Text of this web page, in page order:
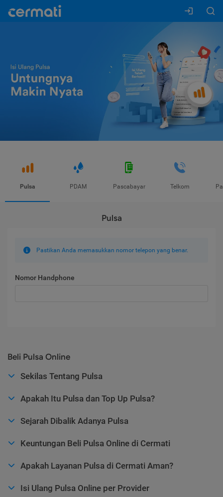
Pulsa PDAM Pascabayar Telkom
Pulsa
Pastikan Anda memasukkan nomor telepon yang benar.
Nomor Handphone
Beli Pulsa Online
Sekilas Tentang Pulsa
Apakah Itu Pulsa dan Top Up Pulsa?
Sejarah Dibalik Adanya Pulsa
Keuntungan Beli Pulsa Online di Cermati
Apakah Layanan Pulsa di Cermati Aman?
Isi Ulang Pulsa Online per Provider